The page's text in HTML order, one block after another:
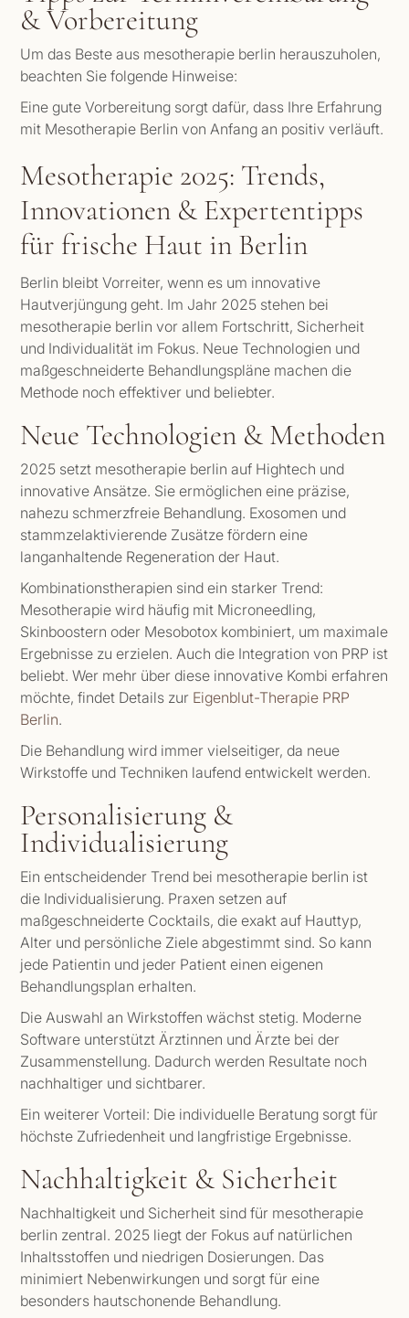
& Vorbereitung
Um das Beste aus mesotherapie berlin herauszuholen,
beachten Sie folgende Hinweise:
Eine gute Vorbereitung sorgt dafür, dass Ihre Erfahrung
mit Mesotherapie Berlin von Anfang an positiv verläuft.
Mesotherapie 2025: Trends,
Innovationen & Expertentipps
für frische Haut in Berlin
Berlin bleibt Vorreiter, wenn es um innovative
Hautverjüngung geht. Im Jahr 2025 stehen bei
mesotherapie berlin vor allem Fortschritt, Sicherheit
und Individualität im Fokus. Neue Technologien und
maßgeschneiderte Behandlungspläne machen die
Methode noch effektiver und beliebter.
Neue Technologien & Methoden
2025 setzt mesotherapie berlin auf Hightech und
innovative Ansätze. Sie ermöglichen eine präzise,
nahezu schmerzfreie Behandlung. Exosomen und
stammzelaktivierende Zusätze fördern eine
langanhaltende Regeneration der Haut.
Kombinationstherapien sind ein starker Trend:
Mesotherapie wird häufig mit Microneedling,
Skinboostern oder Mesobotox kombiniert, um maximale
Ergebnisse zu erzielen. Auch die Integration von PRP ist
beliebt. Wer mehr über diese innovative Kombi erfahren
möchte, findet Details zur Eigenblut-Therapie PRP
Berlin.
Die Behandlung wird immer vielseitiger, da neue
Wirkstoffe und Techniken laufend entwickelt werden.
Personalisierung &
Individualisierung
Ein entscheidender Trend bei mesotherapie berlin ist
die Individualisierung. Praxen setzen auf
maßgeschneiderte Cocktails, die exakt auf Hauttyp,
Alter und persönliche Ziele abgestimmt sind. So kann
jede Patientin und jeder Patient einen eigenen
Behandlungsplan erhalten.
Die Auswahl an Wirkstoffen wächst stetig. Moderne
Software unterstützt Ärztinnen und Ärzte bei der
Zusammenstellung. Dadurch werden Resultate noch
nachhaltiger und sichtbarer.
Ein weiterer Vorteil: Die individuelle Beratung sorgt für
höchste Zufriedenheit und langfristige Ergebnisse.
Nachhaltigkeit & Sicherheit
Nachhaltigkeit und Sicherheit sind für mesotherapie
berlin zentral. 2025 liegt der Fokus auf natürlichen
Inhaltsstoffen und niedrigen Dosierungen. Das
minimiert Nebenwirkungen und sorgt für eine
besonders hautschonende Behandlung.